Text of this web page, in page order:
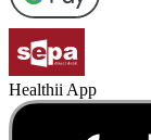
Healthii App